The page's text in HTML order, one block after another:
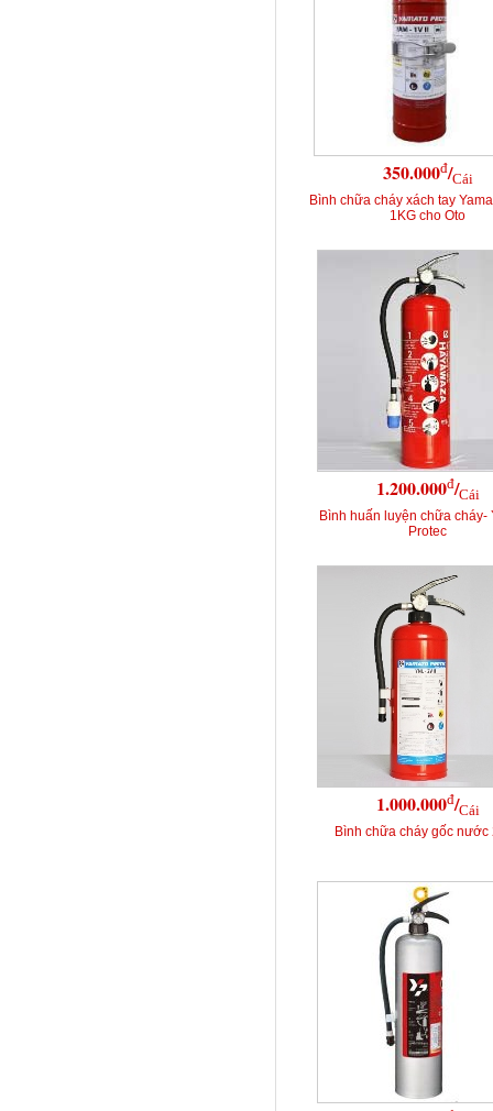
350.000đ/Cái
Bình chữa cháy xách tay
1KG cho Oto
1.200.000đ/Cái
Bình huấn luyện chữa cháy-
Protec
1.000.000đ/Cái
Bình chữa cháy gốc nước